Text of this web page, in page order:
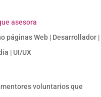
asesora
páginas Web | Desarrollador |
| UI/UX
mentores voluntarios que